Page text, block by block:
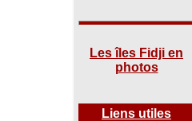
Les îles Fidji en
photos
Liens utiles